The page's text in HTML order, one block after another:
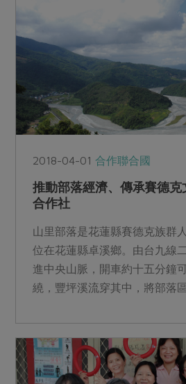
2018-04-01合作聯合國
推動部落經濟、傳承賽德
合作社
山里部落是花蓮縣賽德克族群
位在花蓮縣卓溪鄉。由台九線
進中央山脈，開車約十五分鐘
繞，豐坪溪流穿其中，將部落